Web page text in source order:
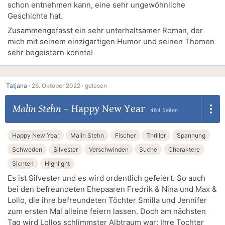
schon entnehmen kann, eine sehr ungewöhnliche
Geschichte hat.
Zusammengefasst ein sehr unterhaltsamer Roman, der
mich mit seinem einzigartigen Humor und seinen Themen
sehr begeistern konnte!
Tatjana · 26. Oktober 2022 · gelesen
Malin Stehn – Happy New Year 464 Seiten
Happy New Year Malin Stehn Fischer Thriller
Spannung
Schweden
Silvester Verschwinden Suche
Charaktere
Sichten
Highlight
Es ist Silvester und es wird ordentlich gefeiert. So auch
bei den befreundeten Ehepaaren Fredrik & Nina und Max &
Lollo, die ihre befreundeten Töchter Smilla und Jennifer
zum ersten Mal alleine feiern lassen. Doch am nächsten
Tag wird Lollos schlimmster Albtraum war: Ihre Tochter